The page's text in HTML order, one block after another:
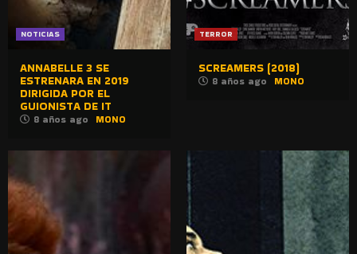
NOTICIAS
ANNABELLE 3 SE
ESTRENARA EN 2019
DIRIGIDA POR EL
GUIONISTA DE IT
8 años ago MONO
TERROR
SCREAMERS (2018)
8 años ago MONO